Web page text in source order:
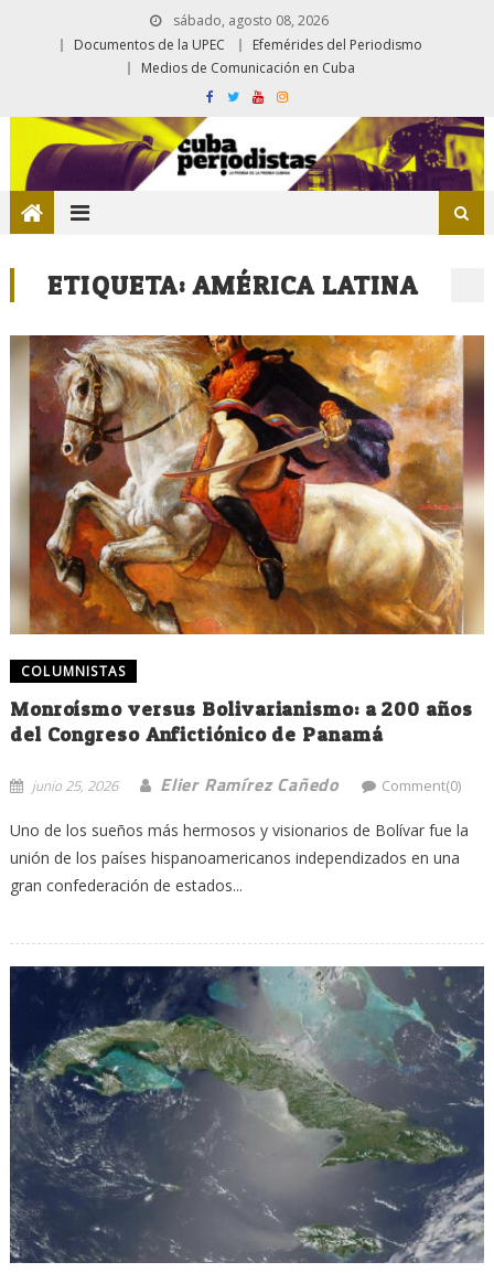
sábado, agosto 08, 2026
Documentos de la UPEC
Efemérides del Periodismo
Medios de Comunicación en Cuba
ETIQUETA:AMÉRICA LATINA
COLUMNISTAS
Monroísmo versus Bolivarianismo: a 200 años
del Congreso Anfictiónico de Panamá
junio 25, 2026 Elier Ramírez Cañedo Comment(0)
Uno de los sueños más hermosos y visionarios de Bolívar fue la
unión de los países hispanoamericanos independizados en una
gran confederación de estados...